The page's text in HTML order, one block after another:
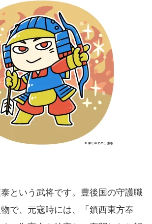
という武将です。豊後国の守護職
で、元寇時には、「鎮西東方奉